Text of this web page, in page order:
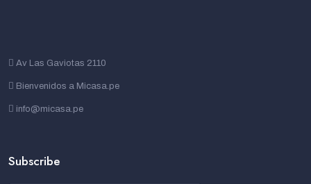
Av Las Gaviotas 2110
Bienvenidos a Micasa.pe
info@micasa.pe
Subscribe